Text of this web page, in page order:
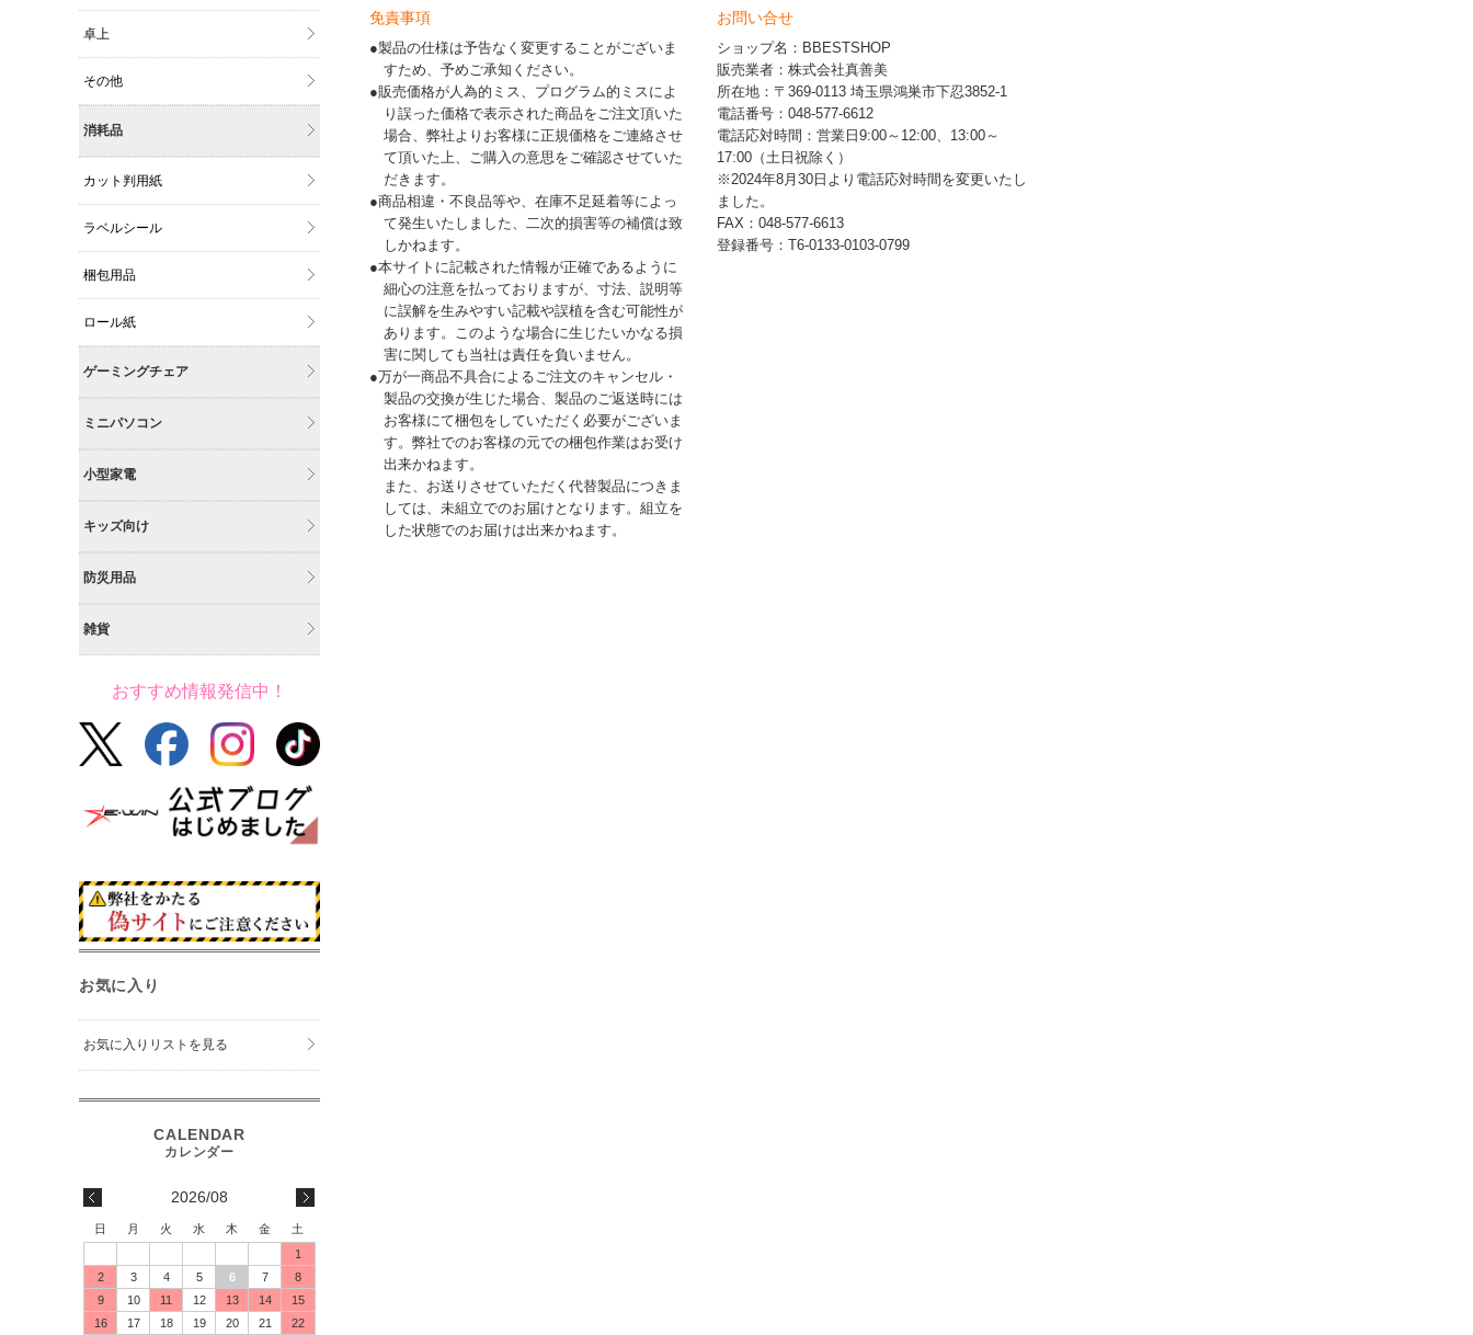
免責事項
●製品の仕様は予告なく変更することがございま
すため、予めご承知ください。
●販売価格が人為的ミス、プログラム的ミスによ
り誤った価格で表示された商品をご注文頂いた
場合、弊社よりお客様に正規価格をご連絡させ
て頂いた上、ご購入の意思をご確認させていた
だきます。
●商品相違・不良品等や、在庫不足延着等によっ
て発生いたしました、二次的損害等の補償は致
しかねます。
●本サイトに記載された情報が正確であるように
細心の注意を払っておりますが、寸法、説明等
に誤解を生みやすい記載や誤植を含む可能性が
あります。このような場合に生じたいかなる損
害に関しても当社は責任を負いません。
●万が一商品不具合によるご注文のキャンセル・
製品の交換が生じた場合、製品のご返送時には
お客様にて梱包をしていただく必要がございま
す。弊社でのお客様の元での梱包作業はお受け
出来かねます。
また、お送りさせていただく代替製品につきま
しては、未組立でのお届けとなります。組立を
した状態でのお届けは出来かねます。
お問い合せ
ショップ名：BBESTSHOP
販売業者：株式会社真善美
所在地：〒369-0113 埼玉県鴻巣市下忍3852-1
電話番号：048-577-6612
電話応対時間：営業日9:00～12:00、13:00～
17:00（土日祝除く）
※2024年8月30日より電話応対時間を変更いたし
ました。
FAX：048-577-6613
登録番号：T6-0133-0103-0799
卓上
その他
消耗品
カット判用紙
ラベルシール
梱包用品
ロール紙
ゲーミングチェア
ミニパソコン
小型家電
キッズ向け
防災用品
雑貨
おすすめ情報発信中！
お気に入り
お気に入りリストを見る
2026/08
日 月 火 水 木 金
土
1
2
3 4 5 6 7
8
9
10 11 12 13 14
15
16
17 18 19 20 21 22